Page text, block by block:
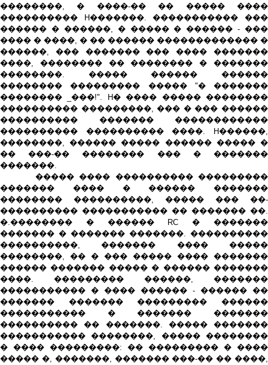
��������, � ����-�� �� ����� ���̣�
���������� H�������. ����������� ���
������ � ������, � ����� � ������ - ���
���� � ����, � �� ������ ������������� �
������, ��� ������� ��� ���� �������
����, �������� �� �������� � �������
��������. ����� ������ ������
�������� ��������� ����� "� �������
�������� _���!". H� ���� ����� ��������
���������� ���������, ��� � ��� ������
���������� ������� ������������
���������� ���������� ����. H������,
��������, ������ ����� ������ ����� �
�� ���-�� �������� ��� � �������
�������.
����� ���� ���������� ���������
������� ���� � ������ �������
�������� ����������, ����� ��� ��-
���������� ����������� �� ������� ��.
�.�������� � ������ RC � �������
������� � ������� �������. ����������
����������, ������� ���� �����
��������, �� � ��� ����� ���� �������
������ ������� ����� � ������ �������
����. ��������� ������, �������
����������� � ���� ������ - ������ ��
������� ������� ��������� ������
����������� � ������� �������
���������� �� �������. ����� �������
����������� ��������, ����� ��������
� ���� ���������: �� ��������� � ����
����� �, �������, ������� ���-�� �� ����,